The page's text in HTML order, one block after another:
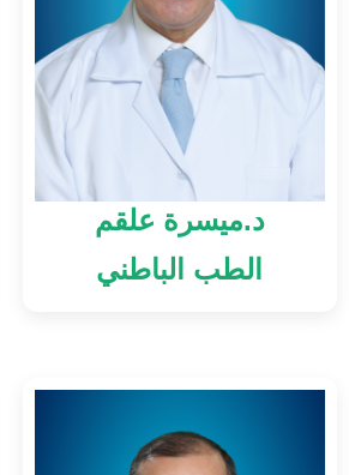
د.ميسرة علقم
الطب الباطني